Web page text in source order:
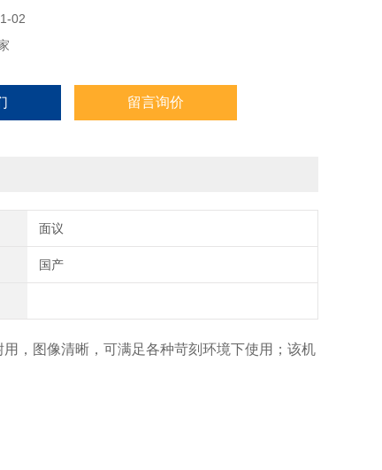
02
留言询价
面议
国产
，图像清晰，可满足各种苛刻环境下使用；该机